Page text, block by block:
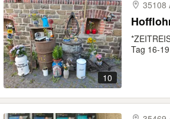
10
35108
Tag 16-